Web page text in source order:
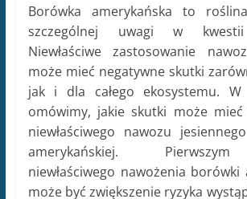
Borówka amerykańska to
szczególnej uwagi w kwestii
Niewłaściwe zastosowanie
może mieć negatywne skutki
jak i dla całego ekosystemu.
omówimy, jakie skutki może mieć
niewłaściwego nawozu
amerykańskiej.
niewłaściwego nawożenia borówki
może być zwiększenie ryzyka